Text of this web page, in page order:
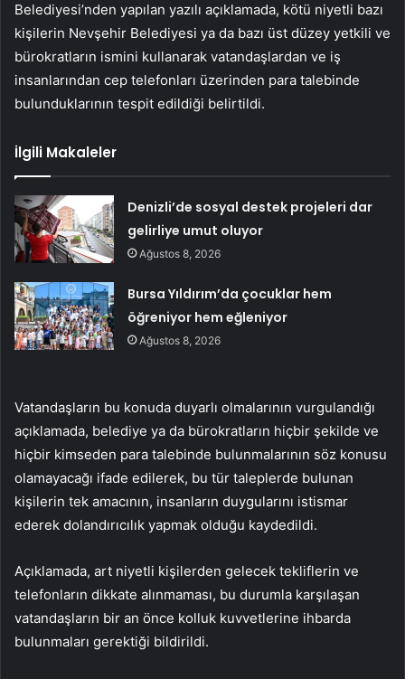
Belediyesi’nden yapılan yazılı açıklamada, kötü niyetli bazı
kişilerin Nevşehir Belediyesi ya da bazı üst düzey yetkili ve
bürokratların ismini kullanarak vatandaşlardan ve iş
insanlarından cep telefonları üzerinden para talebinde
bulunduklarının tespit edildiği belirtildi.
İlgili Makaleler
Denizli’de sosyal destek projeleri dar
gelirliye umut oluyor
Ağustos 8, 2026
Bursa Yıldırım’da çocuklar hem
öğreniyor hem eğleniyor
Ağustos 8, 2026
Vatandaşların bu konuda duyarlı olmalarının vurgulandığı
açıklamada, belediye ya da bürokratların hiçbir şekilde ve
hiçbir kimseden para talebinde bulunmalarının söz konusu
olamayacağı ifade edilerek, bu tür taleplerde bulunan
kişilerin tek amacının, insanların duygularını istismar
ederek dolandırıcılık yapmak olduğu kaydedildi.
Açıklamada, art niyetli kişilerden gelecek tekliflerin ve
telefonların dikkate alınmaması, bu durumla karşılaşan
vatandaşların bir an önce kolluk kuvvetlerine ihbarda
bulunmaları gerektiği bildirildi.